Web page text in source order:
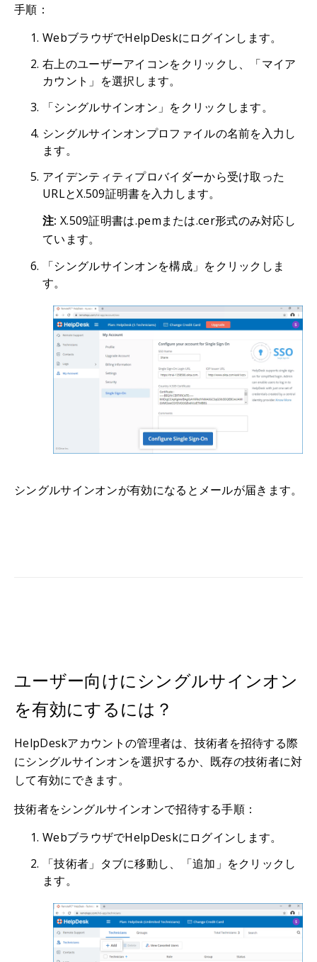
手順：
WebブラウザでHelpDeskにログインします。
右上のユーザーアイコンをクリックし、「マイア
カウント」を選択します。
「シングルサインオン」をクリックします。
シングルサインオンプロファイルの名前を入力し
ます。
アイデンティティプロバイダーから受け取った
URLとX.509証明書を入力します。
注: X.509証明書は.pemまたは.cer形式のみ対応し
ています。
「シングルサインオンを構成」をクリックしま
す。
シングルサインオンが有効になるとメールが届きます。
ユーザー向けにシングルサインオン
を有効にするには？
HelpDeskアカウントの管理者は、技術者を招待する際
にシングルサインオンを選択するか、既存の技術者に対
して有効にできます。
技術者をシングルサインオンで招待する手順：
WebブラウザでHelpDeskにログインします。
「技術者」タブに移動し、「追加」をクリックし
ます。